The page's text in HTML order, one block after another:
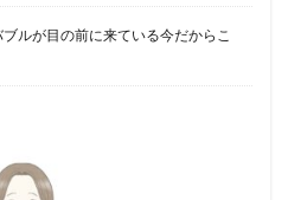
ルが目の前に来ている今だからこ